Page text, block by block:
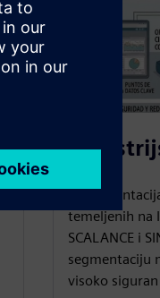
temeljenih na
SCALANCE i
segmentaciju
visoko